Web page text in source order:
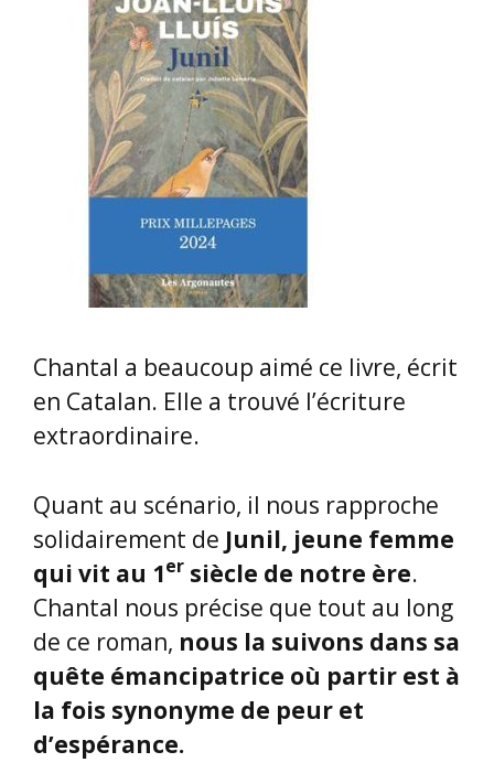
Chantal a beaucoup aimé ce livre, écrit
en Catalan. Elle a trouvé l’écriture
extraordinaire.
Quant au scénario, il nous rapproche
solidairement de Junil, jeune femme
qui vit au 1er siècle de notre ère.
Chantal nous précise que tout au long
de ce roman, nous la suivons dans sa
quête émancipatrice où partir est à
la fois synonyme de peur et
d’espérance.